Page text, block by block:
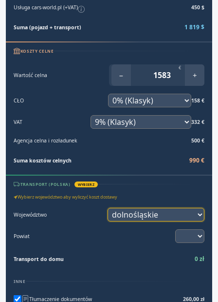
Usługa cars-world.pl (+VAT) 450 $
Suma (pojazd + transport) 1 819 $
KOSZTY CELNE
Wartość celna −
€
+
CŁO 158 €
VAT 332 €
Agencja celna i rozładunek 500 €
Suma kosztów celnych 990 €
TRANSPORT (POLSKA) WYBIERZ
Wybierz województwo aby wyliczyć koszt dostawy
Województwo
Powiat
Transport do domu 0 zł
INNE
Tłumaczenie dokumentów 260,00 zł